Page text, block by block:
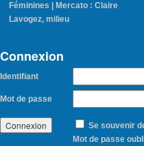
Féminines | Mercato : Claire
Lavogez, milieu
Connexion
Identifiant
Mot de passe
Se souvenir
Mot de passe